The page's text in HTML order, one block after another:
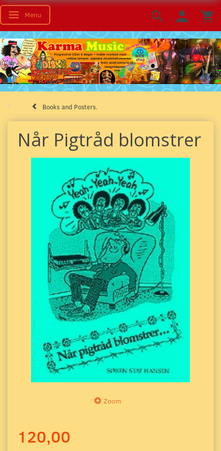
Toggle navigation
Menu
Books and Posters.
Når Pigtråd blomstrer
Zoom
120,00